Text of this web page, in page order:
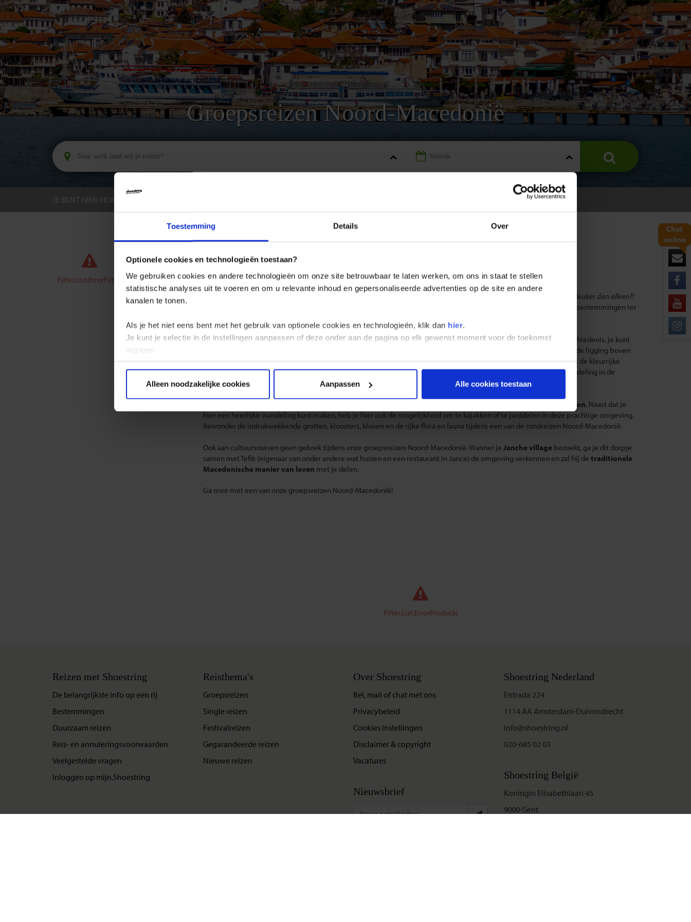
Toestemming Details Over
Optionele cookies en technologieën toestaan?
We gebruiken cookies en andere technologieën om onze site betrouwbaar te laten werken, om ons in staat te stellen
statistische analyses uit te voeren en om u relevante inhoud en gepersonaliseerde advertenties op de site en andere
kanalen te tonen.
Als je het niet eens bent met het gebruik van optionele cookies en technologieën, klik dan hier.
Je kunt je selectie in de instellingen aanpassen of deze onder aan de pagina op elk gewenst moment voor de toekomst
wijzigen.
Alleen noodzakelijke cookies
Aanpassen Alle cookies toestaan
Chat
online
Groepsreizen Noord-Macedonië
JE BENT HIER: HOME
Filter.List.ErrorFilter
Groepsreizen Noord-Macedonië voor solo & single reizigers
groepsreizen Noord-Macedonië.
Samen herinneringen maken is toch veel leuker dan alleen?!
Met onze groepsreizen voor solo en single reizigers ontdek je samen met andere reislustige avonturiers de mooiste bestemmingen ter
Op onze groepsreizen Noord-Macedonië verken je eenprachtig stukje van de Balkan. Dit land heeft een rijke geschiedenis, je kunt
. Met de schitterende ligging boven
op de klifachtige rotsen en uitzicht over hetmeer van Ohrid. Terwijl je aan het genieten bent van je lunch kun je ook de kleurrijke
pauwen spotten die hier rondscharrelen. Leer meer over de geschiedenis van Noord-Macedonië tijdens de stadswandeling in de
hoofdstad Skopje.
Matka Canyon. Naast dat je
hier een heerlijke wandeling kunt maken, heb je hier ook de mogelijkheid om te kajakken of te peddelen in deze prachtige omgeving.
Bewonder de indrukwekkende grotten, kloosters, kloven en de rijke flora en fauna tijdens een van de rondreizen Noord-Macedonië.
Ook aan cultuursnuiven geen gebrek tijdens onze groepsreizen Noord-Macedonië. Wanner je Janche village bezoekt, ga je dit dorpje
samen met Tefik (eigenaar van onder andere wat huizen en een restaurant in Jance) de omgeving verkennen en zal hij de traditionele
Macedonische manier van leven met je delen.
Ga mee met een van onze groepsreizen Noord-Macedonië!
Filter.List.ErrorProducts
Reizen met Shoestring
De belangrijkste info op een rij
Bestemmingen
Duurzaam reizen
Reis- en annuleringsvoorwaarden
Veelgestelde vragen
Inloggen op mijn.Shoestring
Reisthema's
Groepsreizen
Single reizen
Festivalreizen
Gegarandeerde reizen
Nieuwe reizen
Over Shoestring
Bel, mail of chat met ons
Privacybeleid
Cookies instellingen
Disclaimer & copyright
Vacatures
Nieuwsbrief
Shoestring Nederland
Entrada 224
1114 AA Amsterdam-Duivendrecht
info@shoestring.nl
020-685 02 03
Shoestring België
Koningin Elisabethlaan 45
9000 Gent